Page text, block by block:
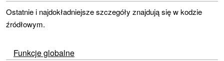
Ostatnie i najdokładniejsze szczegóły znajdują się w kodzie
źródłowym.
Funkcje globalne